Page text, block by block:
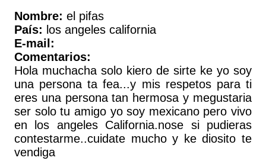
Nombre: el pifas
País: los angeles california
E-mail:
Comentarios:
Hola muchacha solo kiero de sirte ke yo soy
una persona ta fea...y mis respetos para ti
eres una persona tan hermosa y megustaria
ser solo tu amigo yo soy mexicano pero vivo
en los angeles California.nose si pudieras
contestarme..cuidate mucho y ke diosito te
vendiga